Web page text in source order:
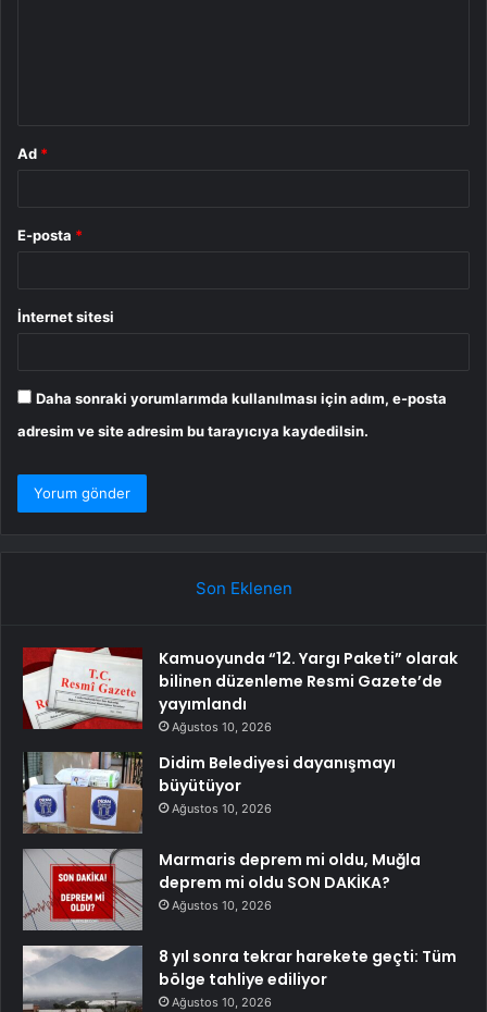
Ad *
E-posta *
İnternet sitesi
Daha sonraki yorumlarımda kullanılması için adım, e-posta
adresim ve site adresim bu tarayıcıya kaydedilsin.
Son Eklenen
Kamuoyunda “12. Yargı Paketi” olarak
bilinen düzenleme Resmi Gazete’de
yayımlandı
Ağustos 10, 2026
Didim Belediyesi dayanışmayı
büyütüyor
Ağustos 10, 2026
Marmaris deprem mi oldu, Muğla
deprem mi oldu SON DAKİKA?
Ağustos 10, 2026
8 yıl sonra tekrar harekete geçti: Tüm
bölge tahliye ediliyor
Ağustos 10, 2026